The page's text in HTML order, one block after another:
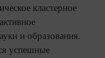
кластерное
и образования.
успешные